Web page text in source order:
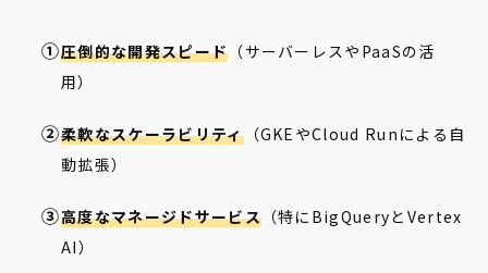
圧倒的な開発スピード （サーバーレスやPaaSの活
用）
柔軟なスケーラビリティ（GKEやCloud Runによる自
動拡張）
高度なマネージドサービス（特にBigQueryとVertex
AI）